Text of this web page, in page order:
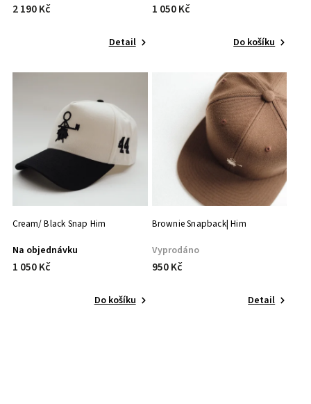
2 190 Kč
Detail
1 050 Kč
Do košíku
Cream/ Black Snap Him
Na objednávku
1 050 Kč
Do košíku
Brownie Snapback| Him
Vyprodáno
950 Kč
Detail